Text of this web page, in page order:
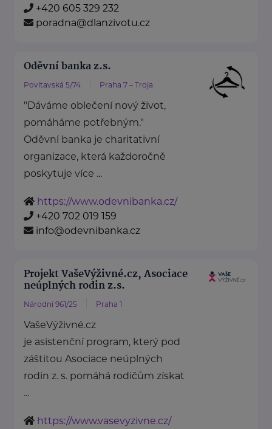
+420 605 329 232
poradna@dlanzivotu.cz
Oděvní banka z.s.
Povltavská 5/74 Praha 7 – Troja
"Dáváme oblečení nový život,
pomáháme potřebným."
Oděvní banka je charitativní
organizace, která každoročně
poskytuje více ...
https://www.odevnibanka.cz/
+420 702 019 159
info@odevnibanka.cz
Projekt VašeVýživné.cz, Asociace
neúplných rodin z.s.
Národní 961/25 Praha 1
VašeVýživné.cz
je asistenční program, který pod
záštitou Asociace neúplných
rodin z. s. pomáhá rodičům získat
...
https://www.vasevyzivne.cz/